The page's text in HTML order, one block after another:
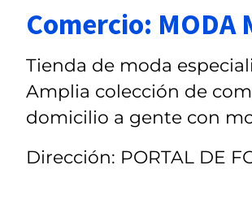
Comercio: MODA
Tienda de moda
Amplia colección de
domicilio a gente con
Dirección: PORTAL DE